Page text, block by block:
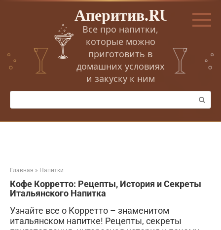
Перейти
Аперитив.RU
Все про напитки,
которые можно
приготовить в
домашних условиях
и закуску к ним
Поиск:
Главная » Напитки
Кофе Корретто: Рецепты, История и Секреты
Итальянского Напитка
Узнайте все о Корретто – знаменитом
итальянском напитке! Рецепты, секреты